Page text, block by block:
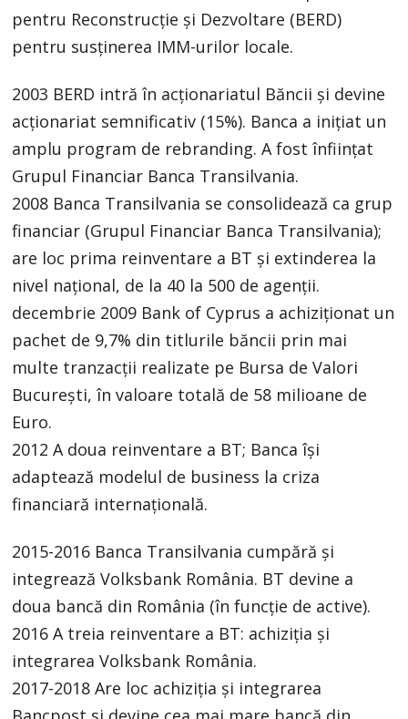
pentru Reconstrucție și Dezvoltare (BERD)
pentru susținerea IMM-urilor locale.
2003 BERD intră în acționariatul Băncii și devine
acționariat semnificativ (15%). Banca a inițiat un
amplu program de rebranding. A fost înființat
Grupul Financiar Banca Transilvania.
2008 Banca Transilvania se consolidează ca grup
financiar (Grupul Financiar Banca Transilvania);
are loc prima reinventare a BT și extinderea la
nivel național, de la 40 la 500 de agenții.
decembrie 2009 Bank of Cyprus a achiziționat un
pachet de 9,7% din titlurile băncii prin mai
multe tranzacții realizate pe Bursa de Valori
București, în valoare totală de 58 milioane de
Euro.
2012 A doua reinventare a BT; Banca își
adaptează modelul de business la criza
financiară internațională.
2015-2016 Banca Transilvania cumpără și
integrează Volksbank România. BT devine a
doua bancă din România (în funcție de active).
2016 A treia reinventare a BT: achiziția și
integrarea Volksbank România.
2017-2018 Are loc achiziția și integrarea